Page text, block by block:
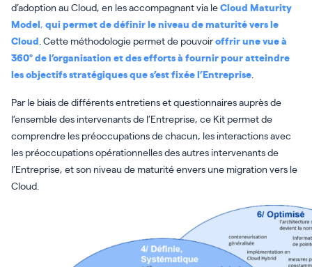
d’adoption au Cloud, en les accompagnant via leCloud Maturity
Model, qui permet de définir le niveau de maturité vers le
Cloud . Cette méthodologie permet de pouvoiroffrir une vue à
360° de l’organisation et des efforts à fournir pour atteindre
les objectifs stratégiques que s’est fixée l’Entreprise
Par le biais de différents entretiens et questionnaires auprès de
l’ensemble des intervenants de l’Entreprise, ce Kit permet de
comprendre les préoccupations de chacun, les interactions avec
les préoccupations opérationnelles des autres intervenants de
l’Entreprise, et son niveau de maturité envers une migration vers le
Cloud.